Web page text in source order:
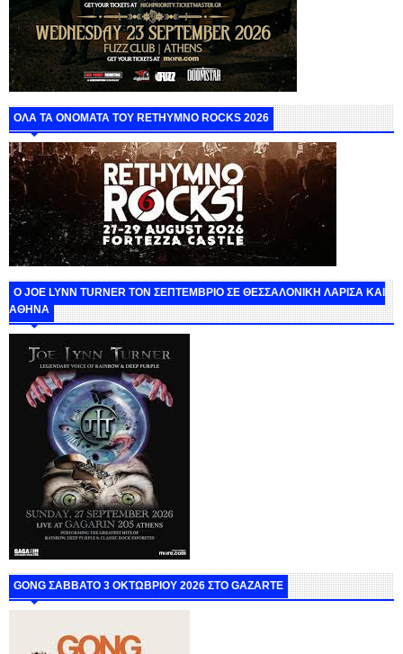
ΟΛΑ ΤΑ ΟΝΟΜΑΤΑ ΤΟΥ RETHYMNO ROCKS 2026
O JOE LYNN TURNER ΤΟΝ ΣΕΠΤΕΜΒΡΙΟ ΣΕ ΘΕΣΣΑΛΟΝΙΚΗ ΛΑΡΙΣΑ ΚΑΙ
ΑΘΗΝΑ
GONG ΣΑΒΒΑΤΟ 3 ΟΚΤΩΒΡΙΟΥ 2026 ΣΤΟ GAZARTE